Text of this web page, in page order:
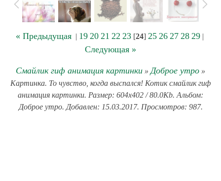
« Предыдущая| 19 20 21 22 23[24] 25 26 27 28 29|
Следующая »
Смайлик гиф анимация картинки » Доброе утро »
Картинка. То чувство, когда выспался! Котик смайлик гиф
анимация картинки. Размер: 604x402 / 80.0Kb. Альбом:
Доброе утро. Добавлен: 15.03.2017. Просмотров: 987.